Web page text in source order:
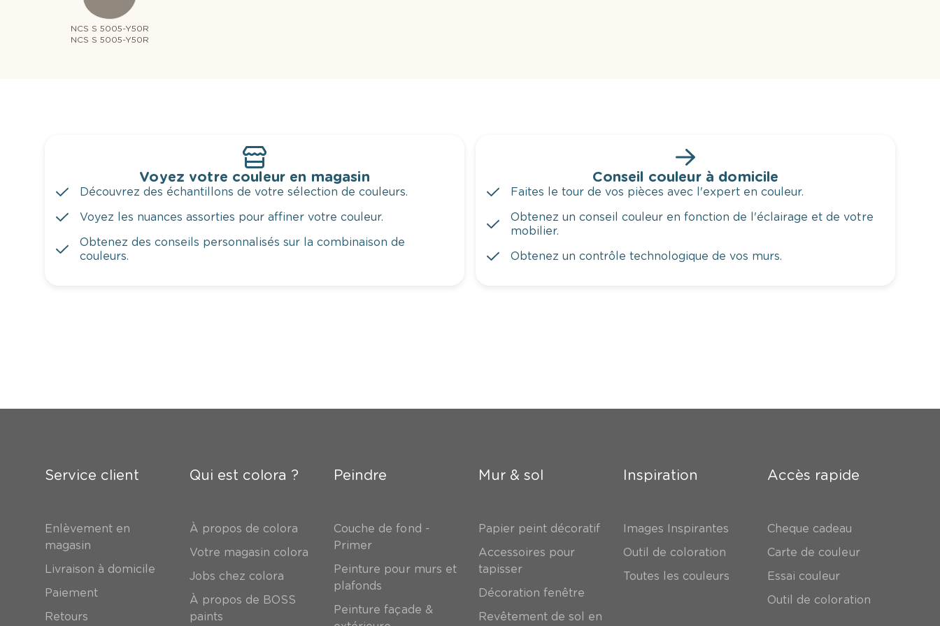
NCS S 5005-Y50R
NCS S 5005-Y50R
Voyez votre couleur en magasin
Découvrez des échantillons de votre sélection de couleurs.
Voyez les nuances assorties pour affiner votre couleur.
Obtenez des conseils personnalisés sur la combinaison de
couleurs.
Conseil couleur à domicile
Faites le tour de vos pièces avec l'expert en couleur.
Obtenez un conseil couleur en fonction de l'éclairage et de votre
mobilier.
Obtenez un contrôle technologique de vos murs.
Service client
Enlèvement en
magasin
Livraison à domicile
Paiement
Retours
Qui est colora ?
À propos de colora
Votre magasin colora
Jobs chez colora
À propos de BOSS
paints
Peindre
Couche de fond -
Primer
Peinture pour murs et
plafonds
Peinture façade &
Mur & sol
Papier peint décoratif
Accessoires pour
tapisser
Décoration fenêtre
Revêtement de sol en
Inspiration
Images Inspirantes
Outil de coloration
Toutes les couleurs
Accès rapide
Cheque cadeau
Carte de couleur
Essai couleur
Outil de coloration